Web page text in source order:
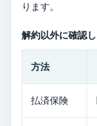
ります。
解約以外に確認
方法
払済保険